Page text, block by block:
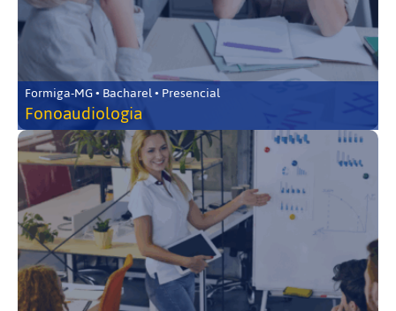
Formiga-MG • Bacharel • Presencial
Fonoaudiologia